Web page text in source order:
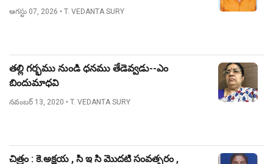
ఆగస్టు 07, 2026 • T. VEDANTA SURY
తల్లి గర్భము నుండి ధనము తేడెవ్వడు--ఎం
బిందుమాధవి
నవంబర్ 13, 2020 • T. VEDANTA SURY
చిత్రం : కె.అక్షయ , సి ఇ సి మొదటి సంవత్సరం ,